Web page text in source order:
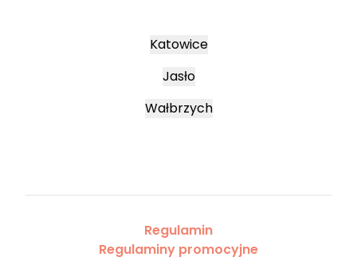
Katowice
Jasło
Wałbrzych
Regulamin
Regulaminy promocyjne